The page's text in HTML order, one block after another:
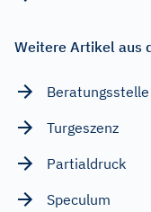
Weitere Artikel aus
Beratungsstelle
Turgeszenz
Partialdruck
Speculum